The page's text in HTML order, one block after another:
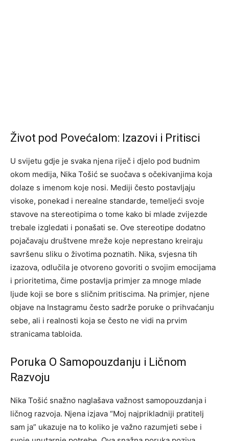
Život pod Povećalom: Izazovi i Pritisci
U svijetu gdje je svaka njena riječ i djelo pod budnim
okom medija, Nika Tošić se suočava s očekivanjima koja
dolaze s imenom koje nosi. Mediji često postavljaju
visoke, ponekad i nerealne standarde, temeljeći svoje
stavove na stereotipima o tome kako bi mlade zvijezde
trebale izgledati i ponašati se. Ove stereotipe dodatno
pojačavaju društvene mreže koje neprestano kreiraju
savršenu sliku o životima poznatih. Nika, svjesna tih
izazova, odlučila je otvoreno govoriti o svojim emocijama
i prioritetima, čime postavlja primjer za mnoge mlade
ljude koji se bore s sličnim pritiscima. Na primjer, njene
objave na Instagramu često sadrže poruke o prihvaćanju
sebe, ali i realnosti koja se često ne vidi na prvim
stranicama tabloida.
Poruka O Samopouzdanju i Ličnom
Razvoju
Nika Tošić snažno naglašava važnost samopouzdanja i
ličnog razvoja. Njena izjava “Moj najprikladniji pratitelj
sam ja” ukazuje na to koliko je važno razumjeti sebe i